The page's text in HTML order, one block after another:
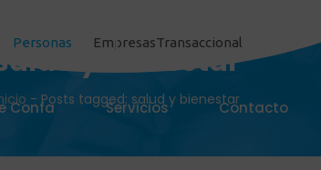
Personas EmpresasTransaccional
Confa Servicios Contacto
y bienestar
- Posts tagged: salud y bienestar